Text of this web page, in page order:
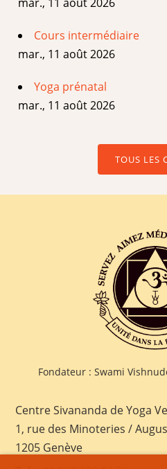
Cours intermédiaire
mar., 11 août 2026
Yoga prénatal
mar., 11 août 2026
TOUS LES
Fondateur : Swami
Centre Sivananda de Yoga
1, rue des Minoteries /
1205 Genève